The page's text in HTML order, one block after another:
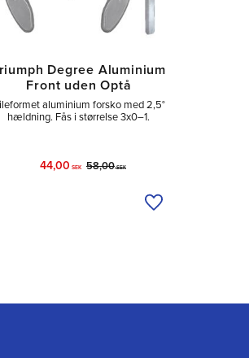
Degree Aluminium
Front uden Optå
aluminium forsko med 2,5°
hældning. Fås i størrelse 3x0–1.
44,00 SEK 58,00SEK
Tilføj til ønskeliste